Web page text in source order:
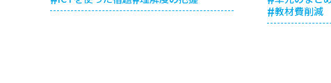
するためのおすすめの機能や活用例
教材費削減